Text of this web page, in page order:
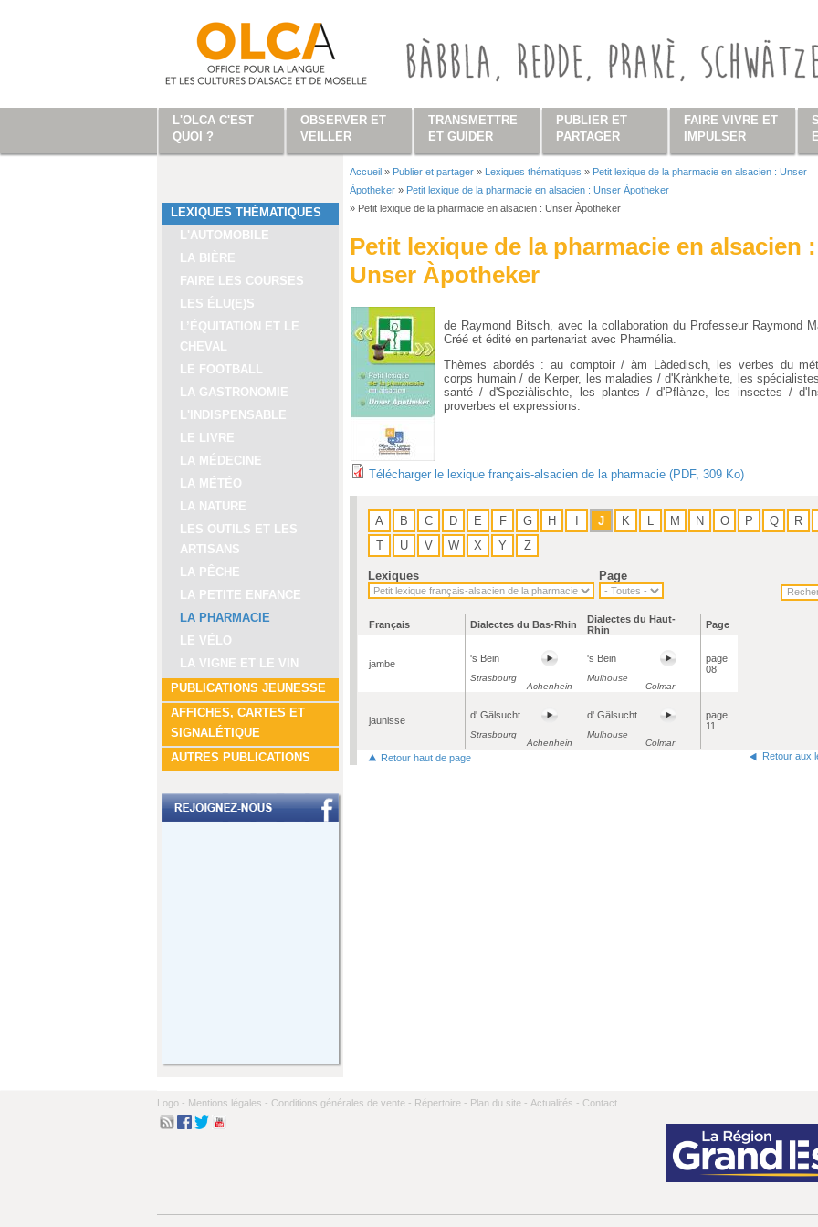
LEXIQUES THÉMATIQUES
L'AUTOMOBILE
LA BIÈRE
FAIRE LES COURSES
LES ÉLU(E)S
L’ÉQUITATION ET LE
CHEVAL
LE FOOTBALL
LA GASTRONOMIE
L'INDISPENSABLE
LE LIVRE
LA MÉDECINE
LA MÉTÉO
LA NATURE
LES OUTILS ET LES
ARTISANS
LA PÊCHE
LA PETITE ENFANCE
LA PHARMACIE
LE VÉLO
LA VIGNE ET LE VIN
PUBLICATIONS JEUNESSE
AFFICHES, CARTES ET
SIGNALÉTIQUE
AUTRES PUBLICATIONS
Vous êtes ici
Accueil » Publier et partager » Lexiques thématiques » Petit lexique de la pharmacie en alsacien : Unser
Àpotheker » Petit lexique de la pharmacie en alsacien : Unser Àpotheker
» Petit lexique de la pharmacie en alsacien : Unser Àpotheker
Petit lexique de la pharmacie en alsacien :
Unser Àpotheker
de Raymond Bitsch, avec la collaboration du Professeur Raymond
Créé et édité en partenariat avec Pharmélia.
Thèmes abordés : au comptoir / àm Làdedisch, les verbes du
corps humain / de Kerper, les maladies / d'Krànkheite, les
santé / d'Speziàlischte, les plantes / d'Pflànze, les insectes /
proverbes et expressions.
Télécharger le lexique français-alsacien de la pharmacie (PDF, 309 Ko)
A B C D E F G H J K M N O P Q R
T
U V W X Y Z
Lexiques Page
Français Dialectes du Bas-Rhin
Dialectes du Haut-
Rhin
Page
jambe 's Bein
Strasbourg
Achenhein
's Bein
Mulhouse
Colmar
page
08
jaunisse d' Gälsucht
Strasbourg
Achenhein
d' Gälsucht
Mulhouse
Colmar
page
11
Retour haut de page Retour aux
Logo - Mentions légales - Conditions générales de vente - Répertoire - Plan du site - Actualités - Contact
L'OLCA C'EST
QUOI ?
OBSERVER ET
VEILLER
TRANSMETTRE
ET GUIDER
PUBLIER ET
PARTAGER
FAIRE VIVRE ET
IMPULSER